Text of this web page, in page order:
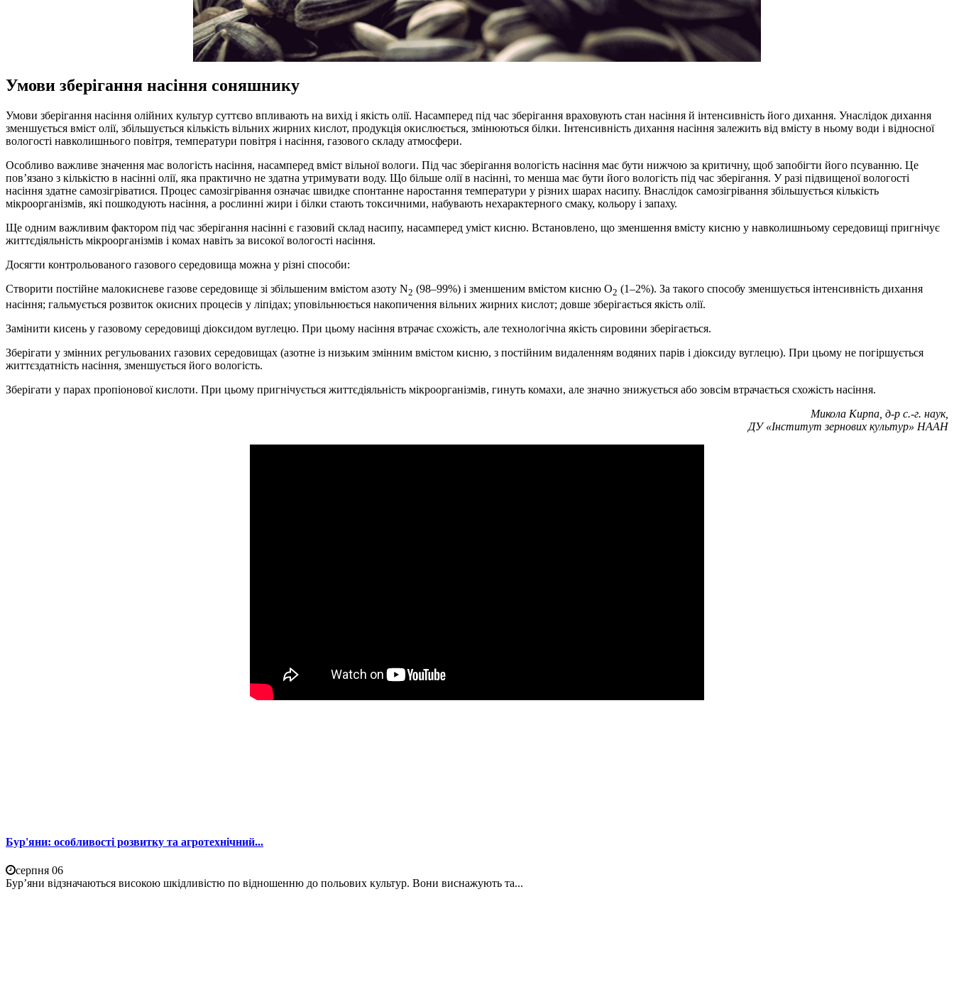
Умови зберігання насіння соняшнику
Умови зберігання насіння олійних культур суттєво впливають на вихід і якість олії. Насамперед під час зберігання враховують стан насіння й інтенсивність його дихання. Унаслідок дихання
зменшується вміст олії, збільшується кількість вільних жирних кислот, продукція окислюється, змінюються білки. Інтенсивність дихання насіння залежить від вмісту в ньому води і відносної
вологості навколишнього повітря, температури повітря і насіння, газового складу атмосфери.
Особливо важливе значення має вологість насіння, насамперед вміст вільної вологи. Під час зберігання вологість насіння має бути нижчою за критичну, щоб запобігти його псуванню. Це
пов’язано з кількістю в насінні олії, яка практично не здатна утримувати воду. Що більше олії в насінні, то менша має бути його вологість під час зберігання. У разі підвищеної вологості
насіння здатне самозігріватися. Процес самозігрівання означає швидке спонтанне наростання температури у різних шарах насипу. Внаслідок самозігрівання збільшується кількість
мікроорганізмів, які пошкодують насіння, а рослинні жири і білки стають токсичними, набувають нехарактерного смаку, кольору і запаху.
Ще одним важливим фактором під час зберігання насінні є газовий склад насипу, насамперед уміст кисню. Встановлено, що зменшення вмісту кисню у навколишньому середовищі пригнічує
життєдіяльність мікроорганізмів і комах навіть за високої вологості насіння.
Досягти контрольованого газового середовища можна у різні способи:
Створити постійне малокисневе газове середовище зі збільшеним вмістом азоту N2 (98–99%) і зменшеним вмістом кисню O2 (1–2%). За такого способу зменшується інтенсивність дихання
насіння; гальмується розвиток окисних процесів у ліпідах; уповільнюється накопичення вільних жирних кислот; довше зберігається якість олії.
Замінити кисень у газовому середовищі діоксидом вуглецю. При цьому насіння втрачає схожість, але технологічна якість сировини зберігається.
Зберігати у змінних регульованих газових середовищах (азотне із низьким змінним вмістом кисню, з постійним видаленням водяних парів і діоксиду вуглецю). При цьому не погіршується
життєздатність насіння, зменшується його вологість.
Зберігати у парах пропіонової кислоти. При цьому пригнічується життєдіяльність мікроорганізмів, гинуть комахи, але значно знижується або зовсім втрачається схожість насіння.
Микола Кирпа, д-р с.-г. наук,
ДУ «Інститут зернових культур» НААН
Бур'яни: особливості розвитку та агротехнічний...
серпня 06
Бур’яни відзначаються високою шкідливістю по відношенню до польових культур. Вони виснажують та...